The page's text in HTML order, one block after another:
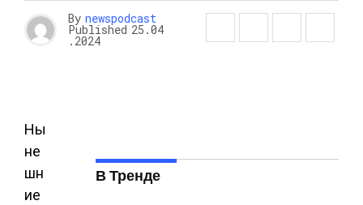
By newspodcast
Published 25.04
.2024
Ны
не
шн
ие
В Тренде